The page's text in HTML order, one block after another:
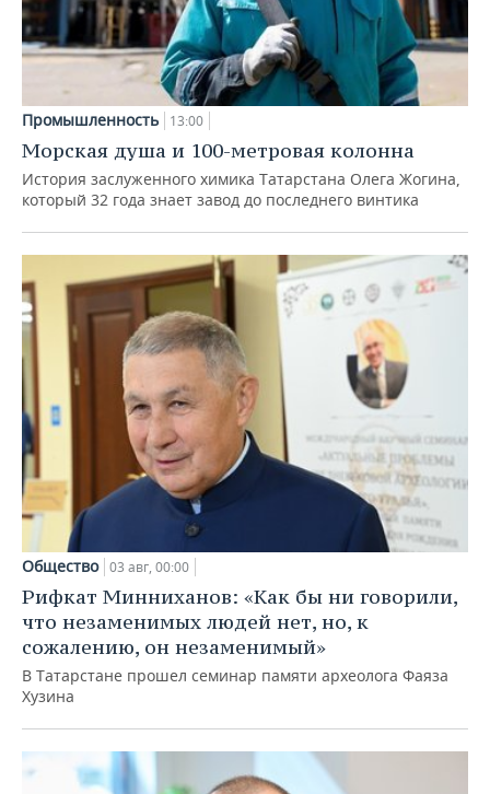
Промышленность 13:00
Морская душа и 100-метровая колонна
История заслуженного химика Татарстана Олега Жогина,
который 32 года знает завод до последнего винтика
Общество 03 авг, 00:00
Рифкат Минниханов: «Как бы ни говорили,
что незаменимых людей нет, но, к
сожалению, он незаменимый»
В Татарстане прошел семинар памяти археолога Фаяза
Хузина